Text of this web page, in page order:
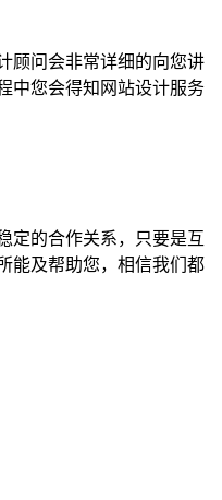
顾问会非常详细的向您讲
中您会得知网站设计服务
定的合作关系，只要是互
能及帮助您，相信我们都